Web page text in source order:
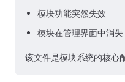
模块功能突然失效
模块在管理界面中消失
该文件是模块系统的核心